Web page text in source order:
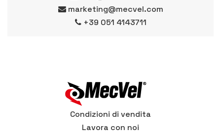
marketing@mecvel.com
+39 051 4143711
Condizioni di vendita
Lavora con noi